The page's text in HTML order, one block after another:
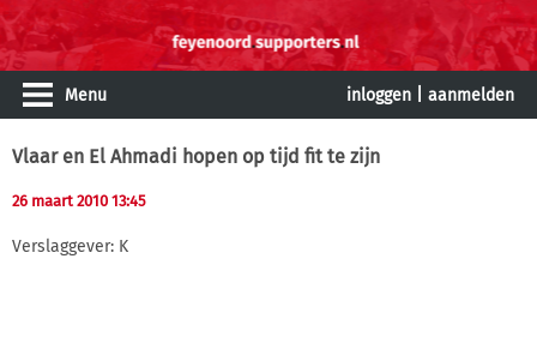
Menu inloggen aanmelden
Vlaar en El Ahmadi hopen op tijd fit te zijn
26 maart 2010 13:45
Verslaggever: K